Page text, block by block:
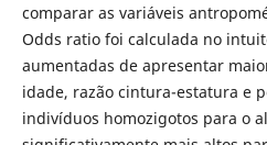
comparar as variáveis
Odds ratio foi calculada no
aumentadas de apresentar
idade, razão cintura-estatura e
indivíduos homozigotos para o